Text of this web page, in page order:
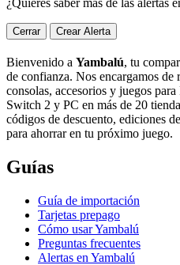
¿Quieres saber más de las alertas
Cerrar Crear Alerta
Bienvenido a Yambalú, tu
de confianza. Nos encargamos de
consolas, accesorios y juegos
Switch 2 y PC en más de 20
códigos de descuento, ediciones
para ahorrar en tu próximo juego.
Guías
Guía de importación
Tarjetas prepago
Cómo usar Yambalú
Preguntas frecuentes
Alertas en Yambalú